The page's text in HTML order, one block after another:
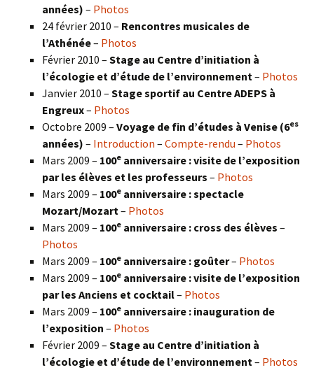
années) – Photos
24 février 2010 – Rencontres musicales de
l’Athénée– Photos
Février 2010 – Stage au Centre d’initiation à
l’écologie et d’étude de l’environnement – Photos
Janvier 2010 – Stage sportif au Centre ADEPS à
Engreux– Photos
Octobre 2009 – Voyage de fin d’études à Venise (6es
années) – Introduction – Compte-rendu – Photos
Mars 2009 – 100e anniversaire : visite de l’exposition
par les élèves et les professeurs – Photos
Mars 2009 – 100e anniversaire : spectacle
Mozart/Mozart – Photos
Mars 2009 – 100e anniversaire : cross des élèves –
Photos
Mars 2009 – 100e anniversaire : goûter– Photos
Mars 2009 – 100e anniversaire : visite de l’exposition
par les Anciens et cocktail– Photos
Mars 2009 – 100e anniversaire : inauguration de
l’exposition – Photos
Février 2009 – Stage au Centre d’initiation à
l’écologie et d’étude de l’environnement – Photos